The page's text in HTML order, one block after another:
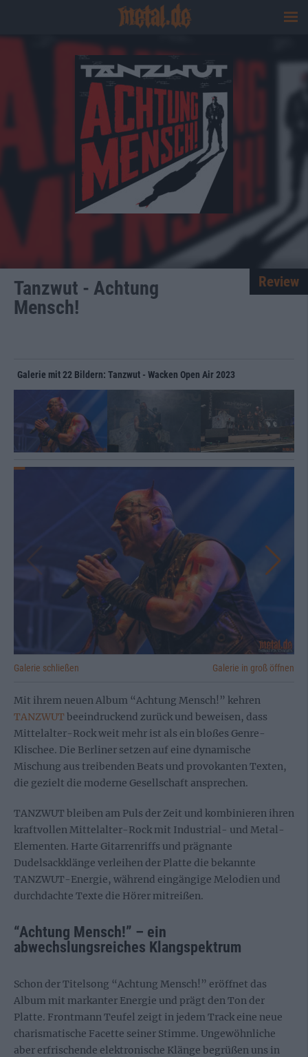
Tanzwut - Achtung
Mensch!
Review
Galerie mit 22 Bildern: Tanzwut - Wacken Open Air 2023
Galerie schließen Galerie in groß öffnen
Mit ihrem neuen Album “Achtung Mensch!” kehren
TANZWUT beeindruckend zurück und beweisen, dass
Mittelalter-Rock weit mehr ist als ein bloßes Genre-
Klischee. Die Berliner setzen auf eine dynamische
Mischung aus treibenden Beats und provokanten Texten,
die gezielt die moderne Gesellschaft ansprechen.
TANZWUT bleiben am Puls der Zeit und kombinieren ihren
kraftvollen Mittelalter-Rock mit Industrial- und Metal-
Elementen. Harte Gitarrenriffs und prägnante
Dudelsackklänge verleihen der Platte die bekannte
TANZWUT-Energie, während eingängige Melodien und
durchdachte Texte die Hörer mitreißen.
“Achtung Mensch!” – ein
abwechslungsreiches Klangspektrum
Schon der Titelsong “Achtung Mensch!” eröffnet das
Album mit markanter Energie und prägt den Ton der
Platte. Frontmann Teufel zeigt in jedem Track eine neue
charismatische Facette seiner Stimme. Ungewöhnliche
aber erfrischende elektronische Klänge begrüßen uns in